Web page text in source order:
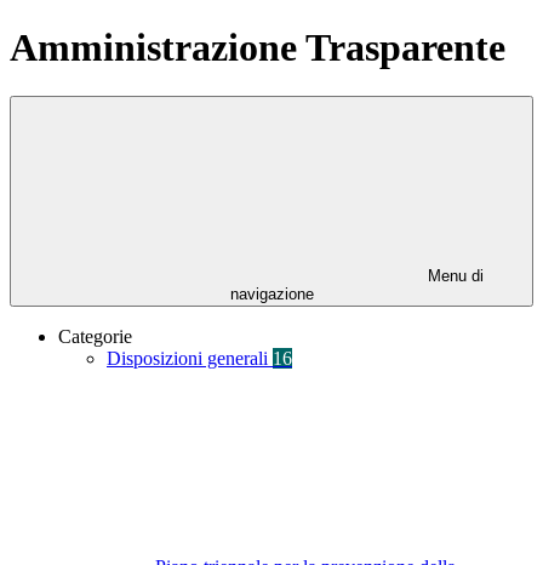
Amministrazione Trasparente
Menu di
navigazione
Categorie
Disposizioni generali 16